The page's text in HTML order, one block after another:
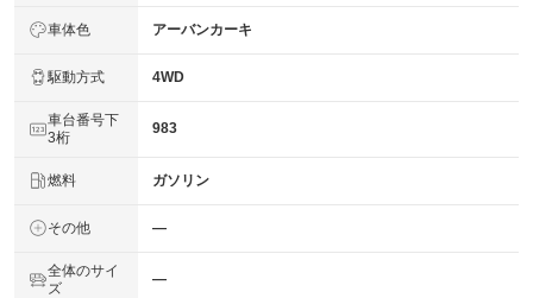
車体色 アーバンカーキ
駆動方式 4WD
車台番号下
3桁
983
燃料 ガソリン
その他 ―
全体のサイ
ズ
―